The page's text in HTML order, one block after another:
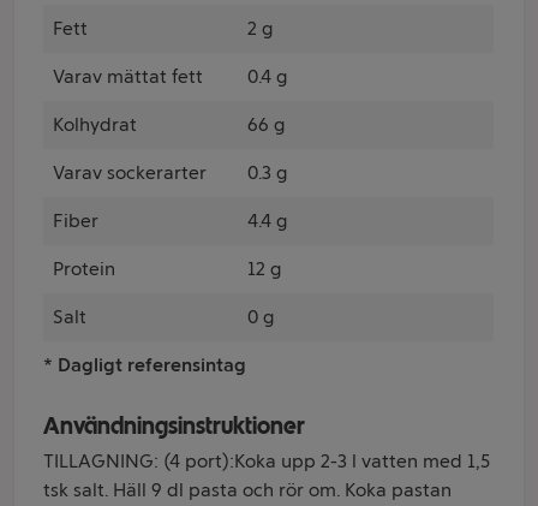
Fett 2 g
Varav mättat fett 0.4 g
Kolhydrat 66 g
Varav sockerarter 0.3 g
Fiber 4.4 g
Protein 12 g
Salt 0 g
* Dagligt referensintag
Användningsinstruktioner
TILLAGNING: (4 port):Koka upp 2-3 l vatten med 1,5
tsk salt. Häll 9 dl pasta och rör om. Koka pastan